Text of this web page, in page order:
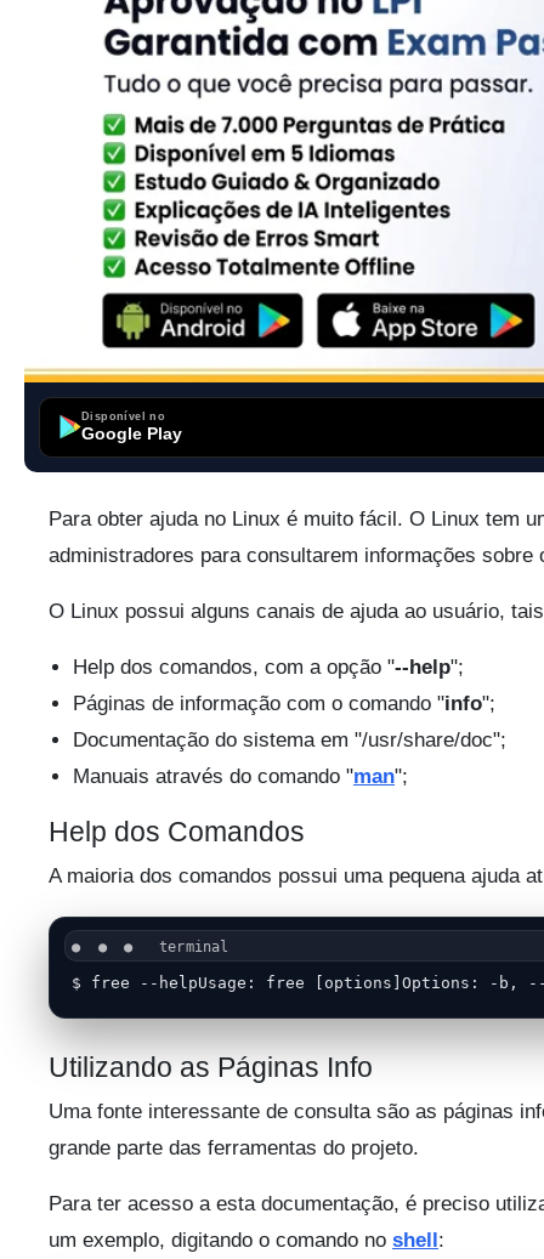
Disponível no
Google Play
Para obter ajuda no Linux é muito fácil. O Linux tem
administradores para consultarem informações sobre
O Linux possui alguns canais de ajuda ao usuário,
Help dos comandos, com a opção "--help";
Páginas de informação com o comando "info";
Documentação do sistema em "/usr/share/doc";
Manuais através do comando "man";
Help dos Comandos
A maioria dos comandos possui uma pequena ajuda
$ free --helpUsage: free [options]Options: -b,
Utilizando as Páginas Info
Uma fonte interessante de consulta são as páginas
grande parte das ferramentas do projeto.
Para ter acesso a esta documentação, é preciso
um exemplo, digitando o comando no shell: